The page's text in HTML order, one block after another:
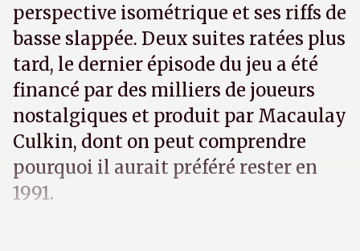
perspective isométrique et ses riffs de
basse slappée. Deux suites ratées plus
tard, le dernier épisode du jeu a été
financé par des milliers de joueurs
nostalgiques et produit par Macaulay
Culkin, dont on peut comprendre
pourquoi il aurait préféré rester en
1991.